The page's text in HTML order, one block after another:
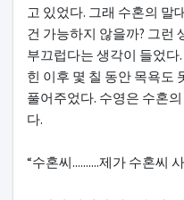
고 있었다. 그래 수혼의 말
건 가능하지 않을까? 그런
부끄럽다는 생각이 들었
힌 이후 몇 칠 동안 목욕도
풀어주었다. 수영은 수혼
다.
“수혼씨..........제가 수혼씨